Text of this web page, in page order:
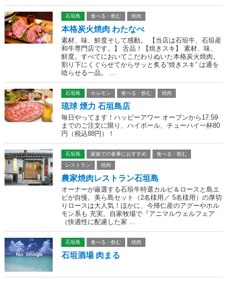
石垣島 食べる・飲む 焼肉
本格炭火焼肉 わたなべ
素材、味、鮮度そして感動。 【当店は石垣牛、石垣産
和牛専門店です。】 舌品！【焼きスキ】 素材、味、
鮮度。すべてにおいてこだわりぬいた本格炭火焼肉。
割り下にくぐらせてからサッと炙る“焼きスキ” は通を
唸らせる一品。 ...
石垣島 ホルモン 食べる・飲む 焼肉
琉球 煙力 石垣島店
毎日やってます！ハッピーアワー オープンから17:59
までのご注文に限り、ハイボール、チューハイ一杯80
円（税込88円）！
石垣島 家族での食事におすすめ
食べる・飲む
レストラン
焼肉
農家焼肉レストラン石垣島
オーナーが厳選する石垣牛特選カルピ＆ロースと島エ
ビが自慢。美ら島セット（2名様用／ 5名様用）の厚切
りロースは大人気！ほかに、今帰仁産のアグーやホル
モン系も 充実。自家牧場で『アニマルウェルフェア
（快適性に配慮した家 ...
石垣島 食べる・飲む 焼肉
石垣酒場 肉まる